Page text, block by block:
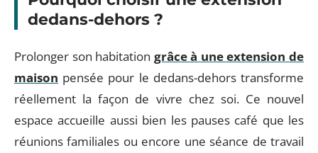
dedans-dehors ?
Prolonger son habitation grâce à une extension de
maison pensée pour le dedans-dehors transforme
réellement la façon de vivre chez soi. Ce nouvel
espace accueille aussi bien les pauses café que les
réunions familiales ou encore une séance de travail